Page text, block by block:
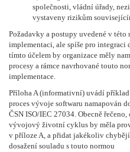
společnosti, vládní úřady,
vystaveny rizikům
Požadavky a postupy uvedené v
implementaci, ale spíše pro integraci
tímto účelem by organizace měly
procesy a rámce navrhované touto
implementace.
Příloha A (informativní) uvádí
proces vývoje softwaru namapován
ČSN ISO/IEC 27034. Obecně
vývojový životní cyklus by měla
v příloze A, a přidat jakékoliv
dosažení souladu s touto normou